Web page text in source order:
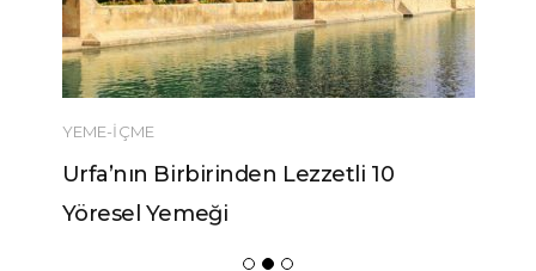
YEME-İÇME
Urfa’nın Birbirinden Lezzetli 10
Yöresel Yemeği